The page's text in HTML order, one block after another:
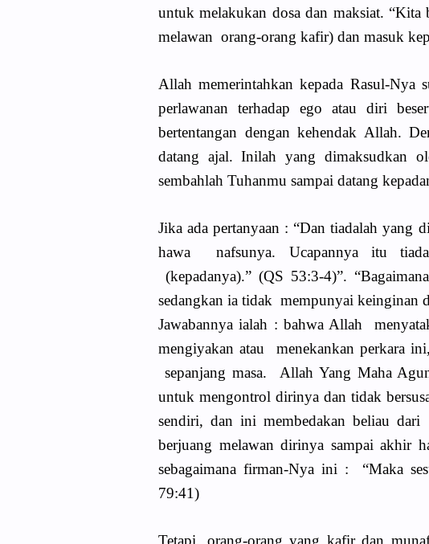
untuk melakukan dosa dan maksiat.
melawan orang-orang kafir) dan masuk
Allah memerintahkan kepada Rasul-
perlawanan terhadap ego atau diri
bertentangan dengan kehendak Allah.
datang ajal. Inilah yang
sembahlah Tuhanmu sampai datang
Jika ada pertanyaan : “Dan tiadalah yang
hawa nafsunya. Ucapannya itu
(kepadanya).” (QS 53:3-4)”.
sedangkan ia tidak mempunyai keinginan
Jawabannya ialah : bahwa Allah
mengiyakan atau menekankan perkara
sepanjang masa. Allah Yang Maha
untuk mengontrol dirinya dan tidak
sendiri, dan ini membedakan beliau
berjuang melawan dirinya sampai akhir
sebagaimana firman-Nya ini : “Maka
79:41)
Tetapi, orang-orang yang kafir dan